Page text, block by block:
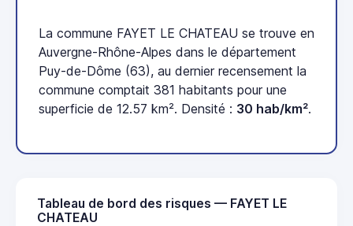
La commune FAYET LE CHATEAU se trouve en
Auvergne-Rhône-Alpes dans le département
Puy-de-Dôme (63), au dernier recensement la
commune comptait 381 habitants pour une
superficie de 12.57 km². Densité : 30 hab/km².
Tableau de bord des risques — FAYET LE
CHATEAU